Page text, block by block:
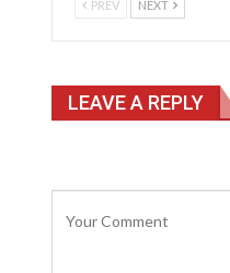
PREV NEXT
LEAVE A REPLY